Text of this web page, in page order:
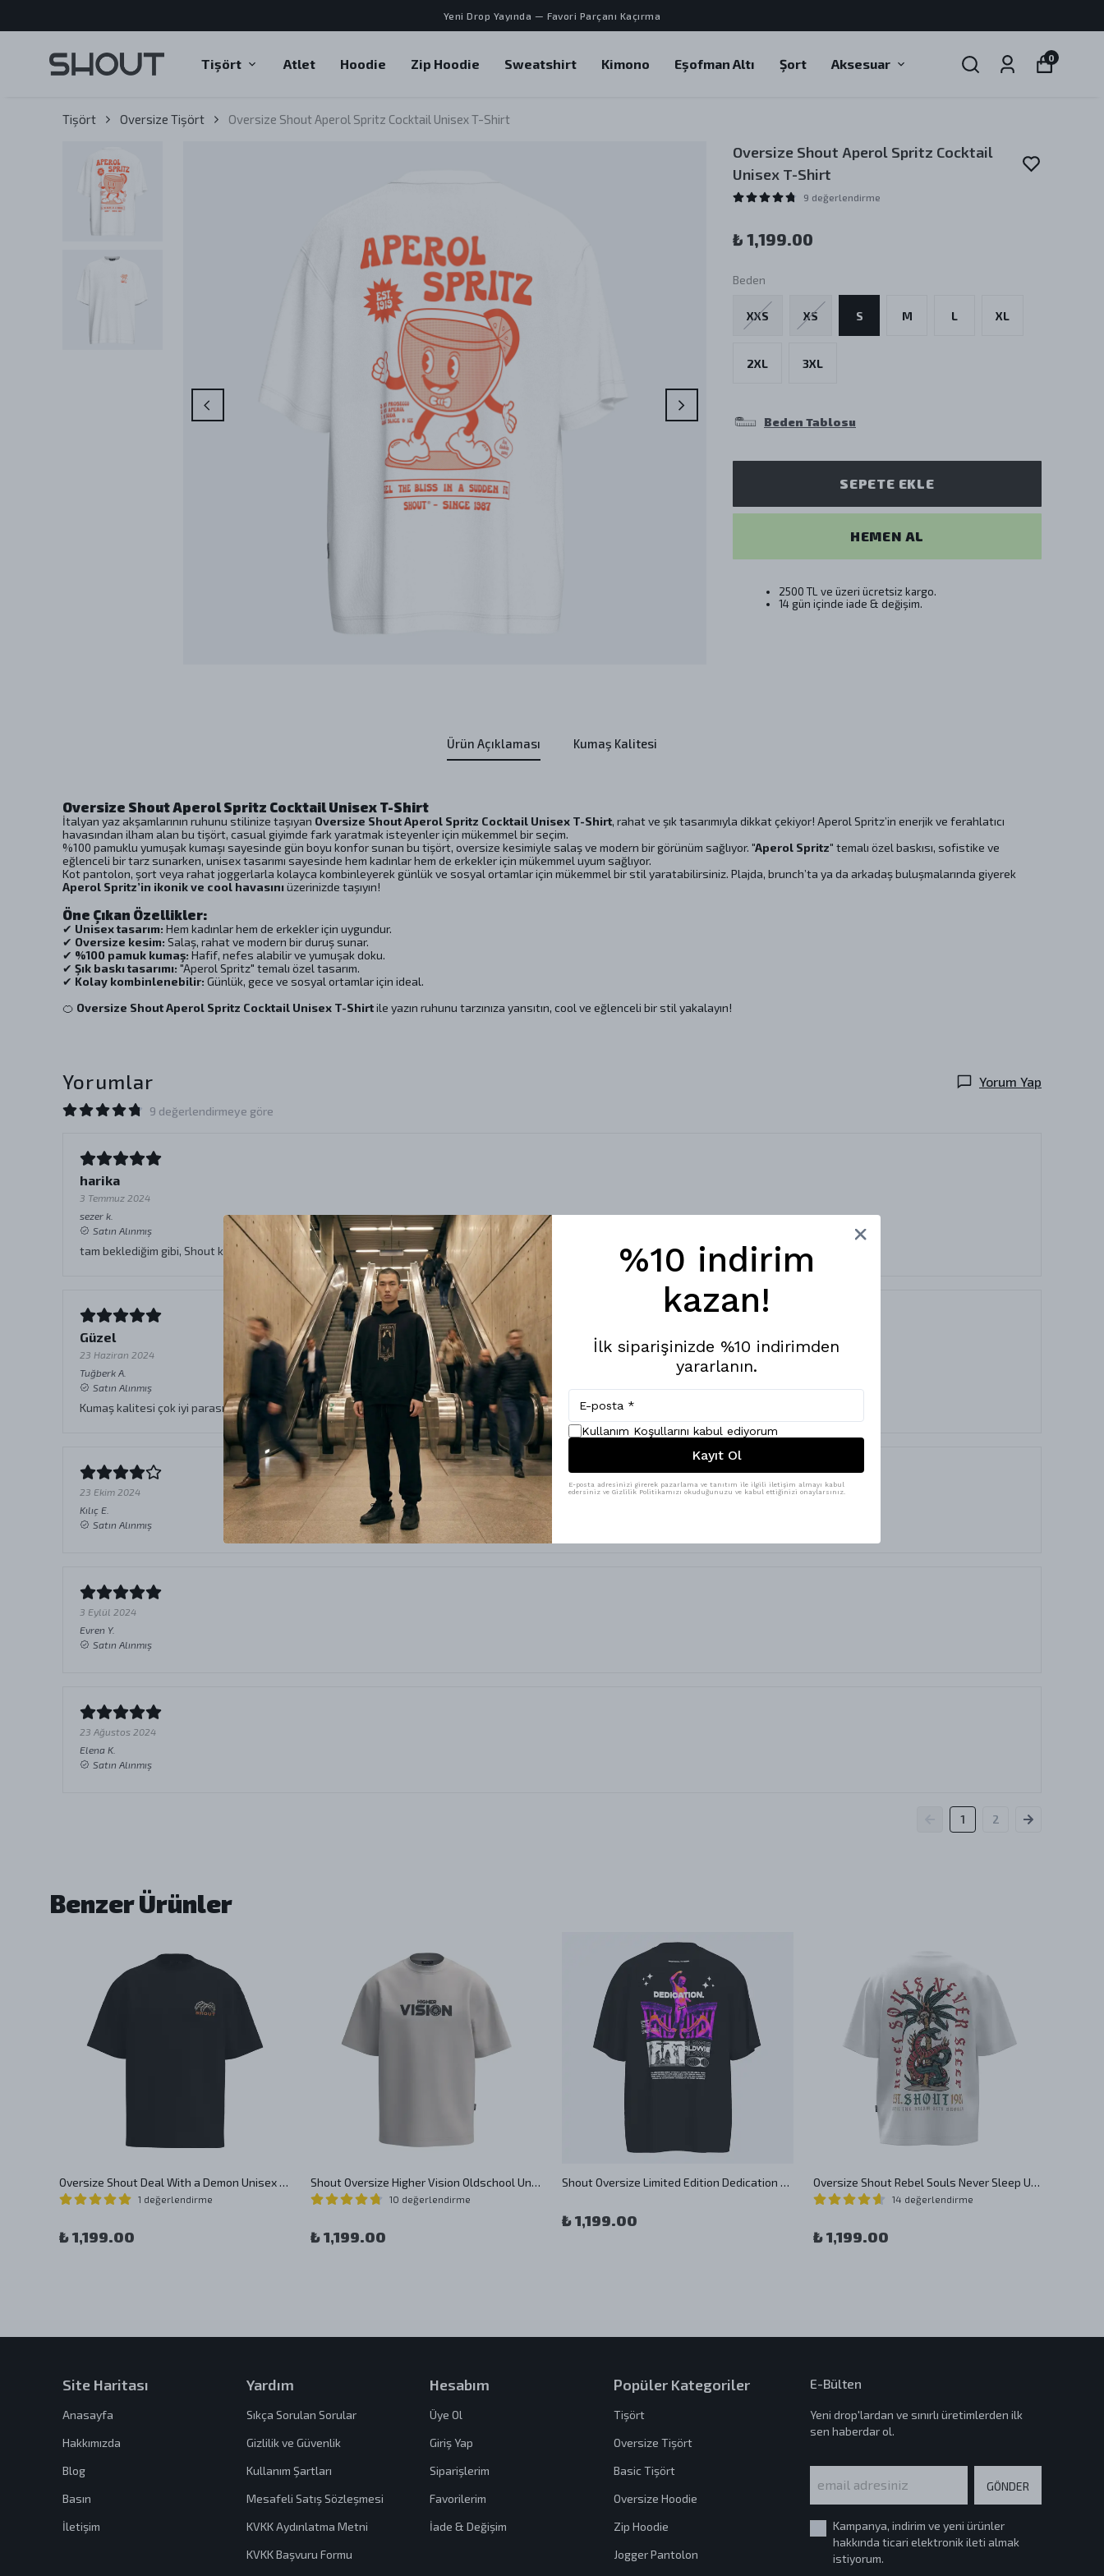
Yeni Drop Yayında — Favori Parçanı Kaçırma
Tişört Atlet Hoodie Zip Hoodie Sweatshirt Kimono Eşofman Altı Şort Aksesuar 0
Tişört Oversize Tişört Oversize Shout Aperol Spritz Cocktail Unisex T-Shirt
Oversize Shout Aperol Spritz Cocktail
Unisex T-Shirt
9 değerlendirme
₺ 1,199.00
Beden
XXS XS S M L XL
2XL 3XL
Beden Tablosu
SEPETE EKLE
HEMEN AL
2500 TL ve üzeri ücretsiz kargo.
14 gün içinde iade & değişim.
Ürün Açıklaması Kumaş Kalitesi
Oversize Shout Aperol Spritz Cocktail Unisex T-Shirt
İtalyan yaz akşamlarının ruhunu stilinize taşıyan Oversize Shout Aperol Spritz Cocktail Unisex T-Shirt, rahat ve şık tasarımıyla dikkat çekiyor! Aperol Spritz’in enerjik ve ferahlatıcı
havasından ilham alan bu tişört, casual giyimde fark yaratmak isteyenler için mükemmel bir seçim.
%100 pamuklu yumuşak kumaşı sayesinde gün boyu konfor sunan bu tişört, oversize kesimiyle salaş ve modern bir görünüm sağlıyor. "Aperol Spritz" temalı özel baskısı, sofistike ve
eğlenceli bir tarz sunarken, unisex tasarımı sayesinde hem kadınlar hem de erkekler için mükemmel uyum sağlıyor.
Kot pantolon, şort veya rahat joggerlarla kolayca kombinleyerek günlük ve sosyal ortamlar için mükemmel bir stil yaratabilirsiniz. Plajda, brunch’ta ya da arkadaş buluşmalarında giyerek
Aperol Spritz’in ikonik ve cool havasınıüzerinizde taşıyın!
Öne Çıkan Özellikler:
✔ Unisex tasarım: Hem kadınlar hem de erkekler için uygundur.
✔ Oversize kesim: Salaş, rahat ve modern bir duruş sunar.
✔ %100 pamuk kumaş: Hafif, nefes alabilir ve yumuşak doku.
✔ Şık baskı tasarımı: "Aperol Spritz" temalı özel tasarım.
✔ Kolay kombinlenebilir: Günlük, gece ve sosyal ortamlar için ideal.
🍊 Oversize Shout Aperol Spritz Cocktail Unisex T-Shirtile yazın ruhunu tarzınıza yansıtın, cool ve eğlenceli bir stil yakalayın!
Yorumlar Yorum Yap
9 değerlendirmeye göre
harika
3 Temmuz 2024
sezer k.
Satın Alınmış
tam beklediğim gibi, Shout kalitesi
Güzel
23 Haziran 2024
Tuğberk A.
Satın Alınmış
Kumaş kalitesi çok iyi parasını hak ediyor
23 Ekim 2024
Kılıç E.
Satın Alınmış
3 Eylül 2024
Evren Y.
Satın Alınmış
23 Ağustos 2024
Elena K.
Satın Alınmış
1 2
Benzer Ürünler
Oversize Shout Deal With a Demon Unisex T-Shirt
1 değerlendirme
₺ 1,199.00
Shout Oversize Higher Vision Oldschool Unisex T-Shirt
10 değerlendirme
₺ 1,199.00
Shout Oversize Limited Edition Dedication Unisex T-Shirt
₺ 1,199.00
Oversize Shout Rebel Souls Never Sleep Unisex T-Shirt
14 değerlendirme
₺ 1,199.00
Site Haritası
Anasayfa
Hakkımızda
Blog
Basın
İletişim
Yardım
Sıkça Sorulan Sorular
Gizlilik ve Güvenlik
Kullanım Şartları
Mesafeli Satış Sözleşmesi
KVKK Aydınlatma Metni
KVKK Başvuru Formu
Hesabım
Üye Ol
Giriş Yap
Siparişlerim
Favorilerim
İade & Değişim
Popüler Kategoriler
Tişört
Oversize Tişört
Basic Tişört
Oversize Hoodie
Zip Hoodie
Jogger Pantolon
E-Bülten
Yeni drop'lardan ve sınırlı üretimlerden ilk
sen haberdar ol.
GÖNDER
Kampanya, indirim ve yeni ürünler
hakkında ticari elektronik ileti almak
istiyorum.
%10 indirim
kazan!
İlk siparişinizde %10 indirimden
yararlanın.
Kullanım Koşullarını kabul ediyorum
Kayıt Ol
E-posta adresinizi girerek pazarlama ve tanıtım ile ilgili iletişim almayı kabul
edersiniz ve Gizlilik Politikamızı okuduğunuzu ve kabul ettiğinizi onaylarsınız.